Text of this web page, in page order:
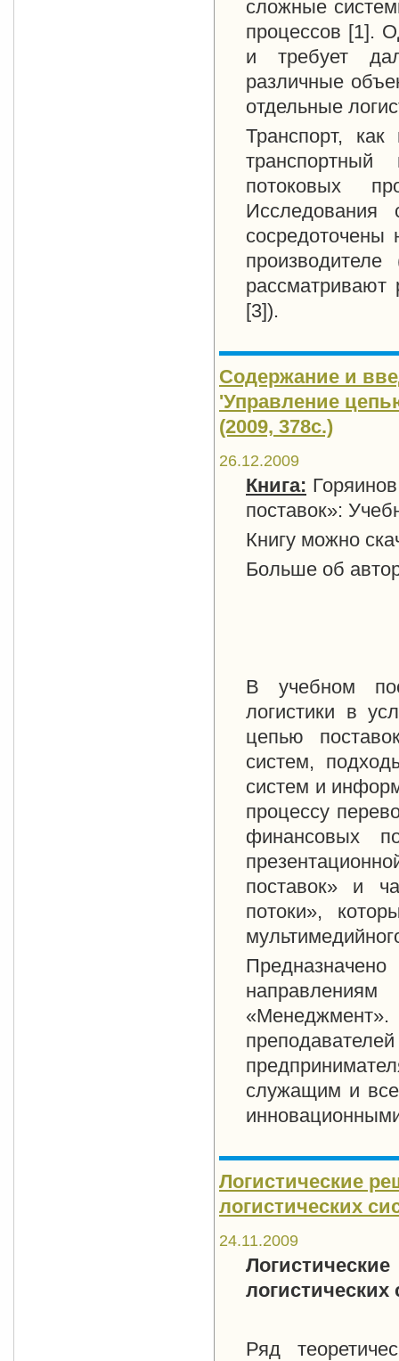
сложные
процессов [1].
и требует
различные
отдельные
Транспорт,
потоковых
сосредоточены
рассматривают
[3]).
Содержание и
'Управление
(2009, 378с.)
26.12.2009
Книга:
поставок»:
Книгу можно
Больше об
В учебном
логистики в
цепью
систем,
систем и
процессу
финансовых
поставок» и
потоки»,
служащим и
Логистические
логистических
24.11.2009
логистических
Ряд